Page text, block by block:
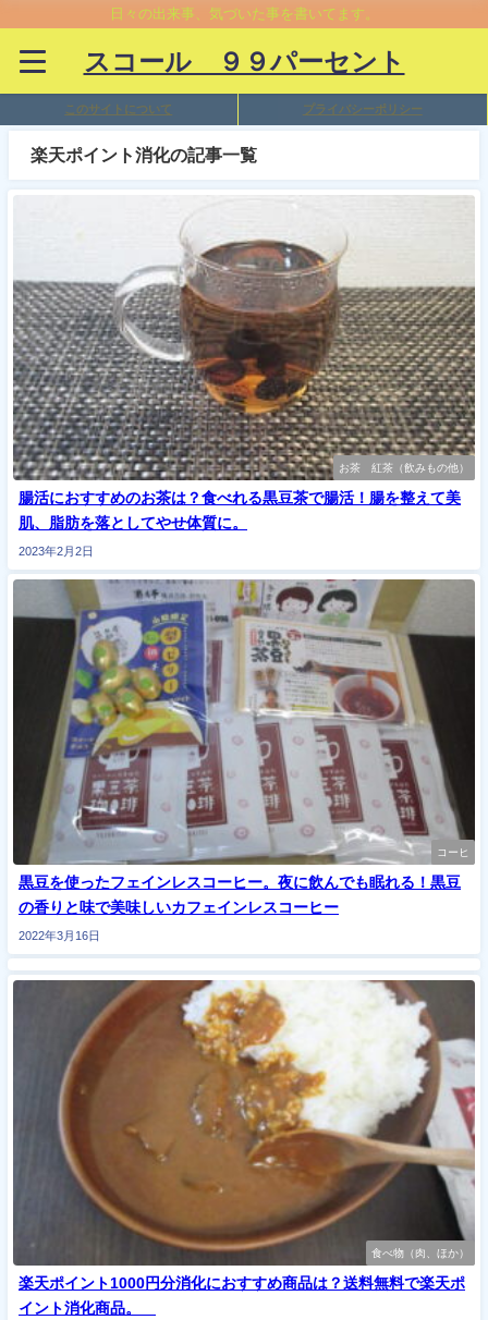
日々の出来事、気づいた事を書いてます。
スコール ９９パーセント
このサイトについて プライバシーポリシー
楽天ポイント消化の記事一覧
お茶 紅茶（飲みもの他）
腸活におすすめのお茶は？食べれる黒豆茶で腸活！腸を整えて美
肌、脂肪を落としてやせ体質に。
2023年2月2日
コーヒ
黒豆を使ったフェインレスコーヒー。夜に飲んでも眠れる！黒豆
の香りと味で美味しいカフェインレスコーヒー
2022年3月16日
食べ物（肉、ほか）
楽天ポイント1000円分消化におすすめ商品は？送料無料で楽天ポ
イント消化商品。